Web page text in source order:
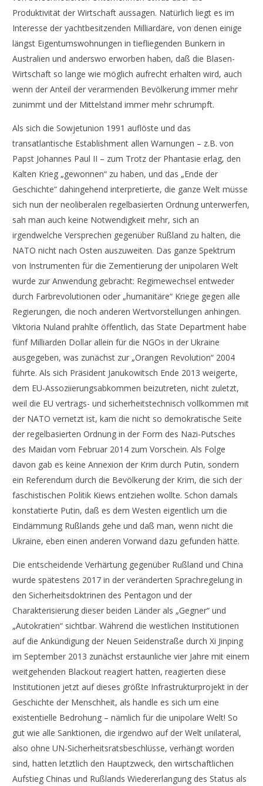
Produktivität der Wirtschaft aussagen. Natürlich liegt es im
Interesse der yachtbesitzenden Milliardäre, von denen einige
längst Eigentumswohnungen in tiefliegenden Bunkern in
Australien und anderswo erworben haben, daß die Blasen-
Wirtschaft so lange wie möglich aufrecht erhalten wird, auch
wenn der Anteil der verarmenden Bevölkerung immer mehr
zunimmt und der Mittelstand immer mehr schrumpft.
Als sich die Sowjetunion 1991 auflöste und das
transatlantische Establishment allen Warnungen – z.B. von
Papst Johannes Paul II – zum Trotz der Phantasie erlag, den
Kalten Krieg „gewonnen“ zu haben, und das „Ende der
Geschichte“ dahingehend interpretierte, die ganze Welt müsse
sich nun der neoliberalen regelbasierten Ordnung unterwerfen,
sah man auch keine Notwendigkeit mehr, sich an
irgendwelche Versprechen gegenüber Rußland zu halten, die
NATO nicht nach Osten auszuweiten. Das ganze Spektrum
von Instrumenten für die Zementierung der unipolaren Welt
wurde zur Anwendung gebracht: Regimewechsel entweder
durch Farbrevolutionen oder „humanitäre“ Kriege gegen alle
Regierungen, die noch anderen Wertvorstellungen anhingen.
Viktoria Nuland prahlte öffentlich, das State Department habe
fünf Milliarden Dollar allein für die NGOs in der Ukraine
ausgegeben, was zunächst zur „Orangen Revolution“ 2004
führte. Als sich Präsident Janukowitsch Ende 2013 weigerte,
dem EU-Assoziierungsabkommen beizutreten, nicht zuletzt,
weil die EU vertrags- und sicherheitstechnisch vollkommen mit
der NATO vernetzt ist, kam die nicht so demokratische Seite
der regelbasierten Ordnung in der Form des Nazi-Putsches
des Maidan vom Februar 2014 zum Vorschein. Als Folge
davon gab es keine Annexion der Krim durch Putin, sondern
ein Referendum durch die Bevölkerung der Krim, die sich der
faschistischen Politik Kiews entziehen wollte. Schon damals
konstatierte Putin, daß es dem Westen eigentlich um die
Eindämmung Rußlands gehe und daß man, wenn nicht die
Ukraine, eben einen anderen Vorwand dazu gefunden hätte.
Die entscheidende Verhärtung gegenüber Rußland und China
wurde spätestens 2017 in der veränderten Sprachregelung in
den Sicherheitsdoktrinen des Pentagon und der
Charakterisierung dieser beiden Länder als „Gegner“ und
„Autokratien“ sichtbar. Während die westlichen Institutionen
auf die Ankündigung der Neuen Seidenstraße durch Xi Jinping
im September 2013 zunächst erstaunliche vier Jahre mit einem
weitgehenden Blackout reagiert hatten, reagierten diese
Institutionen jetzt auf dieses größte Infrastrukturprojekt in der
Geschichte der Menschheit, als handle es sich um eine
existentielle Bedrohung – nämlich für die unipolare Welt! So
gut wie alle Sanktionen, die irgendwo auf der Welt unilateral,
also ohne UN-Sicherheitsratsbeschlüsse, verhängt worden
sind, hatten letztlich den Hauptzweck, den wirtschaftlichen
Aufstieg Chinas und Rußlands Wiedererlangung des Status als